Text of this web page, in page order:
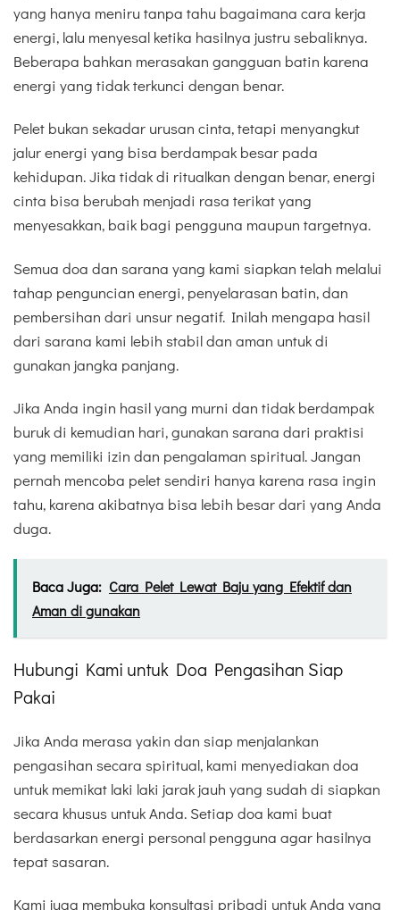
yang hanya meniru tanpa tahu bagaimana cara kerja
energi, lalu menyesal ketika hasilnya justru sebaliknya.
Beberapa bahkan merasakan gangguan batin karena
energi yang tidak terkunci dengan benar.
Pelet bukan sekadar urusan cinta, tetapi menyangkut
jalur energi yang bisa berdampak besar pada
kehidupan. Jika tidak di ritualkan dengan benar, energi
cinta bisa berubah menjadi rasa terikat yang
menyesakkan, baik bagi pengguna maupun targetnya.
Semua doa dan sarana yang kami siapkan telah melalui
tahap penguncian energi, penyelarasan batin, dan
pembersihan dari unsur negatif. Inilah mengapa hasil
dari sarana kami lebih stabil dan aman untuk di
gunakan jangka panjang.
Jika Anda ingin hasil yang murni dan tidak berdampak
buruk di kemudian hari, gunakan sarana dari praktisi
yang memiliki izin dan pengalaman spiritual. Jangan
pernah mencoba pelet sendiri hanya karena rasa ingin
tahu, karena akibatnya bisa lebih besar dari yang Anda
duga.
Baca Juga: Cara Pelet Lewat Baju yang Efektif dan
Aman di gunakan
Hubungi Kami untuk Doa Pengasihan Siap
Pakai
Jika Anda merasa yakin dan siap menjalankan
pengasihan secara spiritual, kami menyediakan doa
untuk memikat laki laki jarak jauh yang sudah di siapkan
secara khusus untuk Anda. Setiap doa kami buat
berdasarkan energi personal pengguna agar hasilnya
tepat sasaran.
Kami juga membuka konsultasi pribadi untuk Anda yang